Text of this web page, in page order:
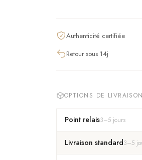
Authenticité certifiée
Retour sous 14j
OPTIONS DE LIVRAISON
Point relais3–5 jours
Livraison standard3–5